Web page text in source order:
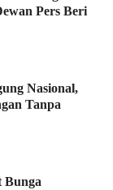
Pers Beri
Nasional,
Tanpa
Bunga